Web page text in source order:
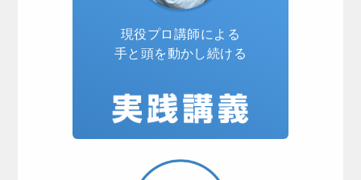
現役プロ講師による
手と頭を動かし続ける